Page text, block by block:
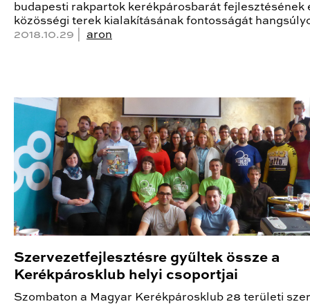
budapesti rakpartok kerékpárosbarát fejlesztésének
közösségi terek kialakításának fontosságát
2018.10.29 | aron
Szervezetfejlesztésre gyűltek össze a
Kerékpárosklub helyi csoportjai
Szombaton a Magyar Kerékpárosklub 28 területi